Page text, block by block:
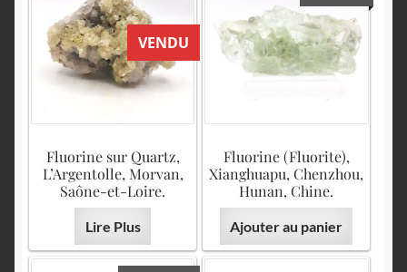
VENDU
Fluorine sur Quartz,
L’Argentolle, Morvan,
Saône-et-Loire.
Lire Plus
Fluorine (Fluorite),
Xianghuapu, Chenzhou,
Hunan, Chine.
Ajouter au panier